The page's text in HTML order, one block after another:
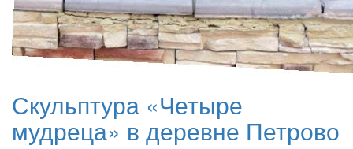
Скульптура «Четыре
мудреца» в деревне Петрово